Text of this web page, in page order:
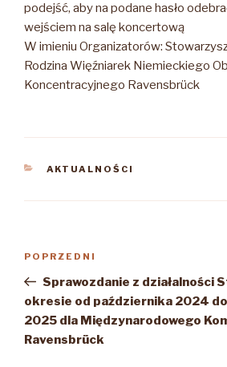
podejść, aby na podane hasło
wejściem na salę koncertową
W imieniu Organizatorów:
Rodzina Więźniarek Niemieckiego
Koncentracyjnego Ravensbrück
KATEGORIE
AKTUALNOŚCI
Poprzedni
wpis
POPRZEDNI
Sprawozdanie z działalności
okresie od października 2024
2025 dla Międzynarodowego
Ravensbrück